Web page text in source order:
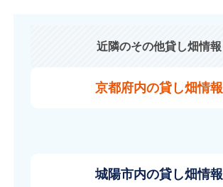
近隣のその他貸し畑情報
京都府内の貸し畑情報
城陽市内の貸し畑情報